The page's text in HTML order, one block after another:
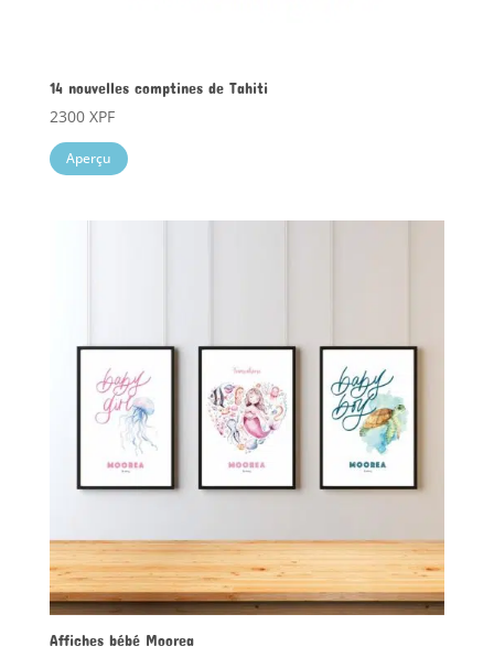
14 nouvelles comptines de Tahiti
2300 XPF
Aperçu
Affiches bébé Moorea